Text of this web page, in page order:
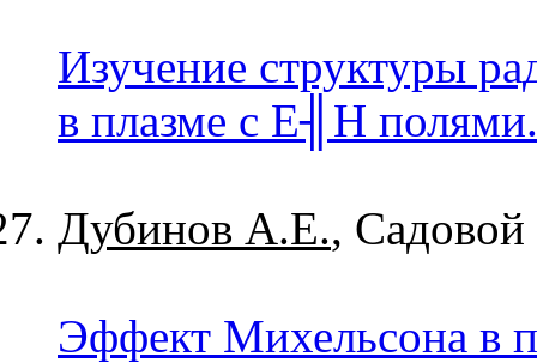
Изучение структуры
в плазме с Е╢ Н полями.
Дубинов А.Е.,
Эффект Михельсона в